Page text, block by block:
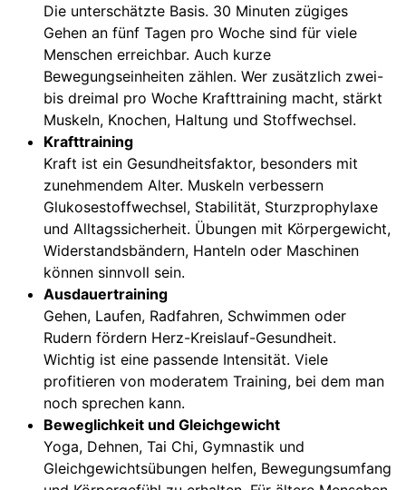
Die unterschätzte Basis. 30 Minuten zügiges
Gehen an fünf Tagen pro Woche sind für viele
Menschen erreichbar. Auch kurze
Bewegungseinheiten zählen. Wer zusätzlich zwei-
bis dreimal pro Woche Krafttraining macht, stärkt
Muskeln, Knochen, Haltung und Stoffwechsel.
Krafttraining
Kraft ist ein Gesundheitsfaktor, besonders mit
zunehmendem Alter. Muskeln verbessern
Glukosestoffwechsel, Stabilität, Sturzprophylaxe
und Alltagssicherheit. Übungen mit Körpergewicht,
Widerstandsbändern, Hanteln oder Maschinen
können sinnvoll sein.
Ausdauertraining
Gehen, Laufen, Radfahren, Schwimmen oder
Rudern fördern Herz-Kreislauf-Gesundheit.
Wichtig ist eine passende Intensität. Viele
profitieren von moderatem Training, bei dem man
noch sprechen kann.
Beweglichkeit und Gleichgewicht
Yoga, Dehnen, Tai Chi, Gymnastik und
Gleichgewichtsübungen helfen, Bewegungsumfang